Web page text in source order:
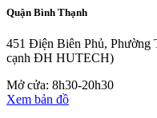
Quận Bình Thạnh
451 Điện Biên Phủ, Phường
cạnh ĐH HUTECH)
Mở cửa: 8h30-20h30
Xem bản đồ